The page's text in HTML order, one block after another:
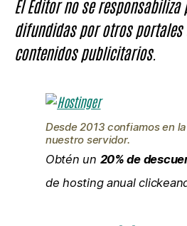
El Editor no se
difundidas por otros portales
contenidos publicitarios.
Desde 2013 confiamos en
nuestro servidor.
Obtén un 20% de
de hosting anual